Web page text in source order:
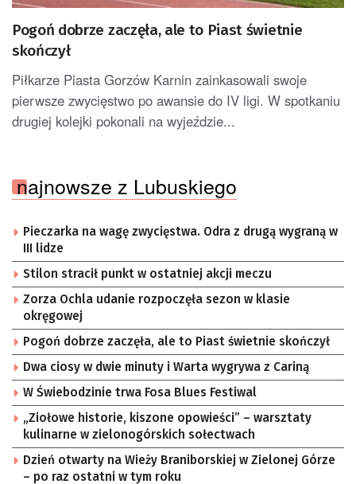
Pogoń dobrze zaczęła, ale to Piast świetnie
skończył
Piłkarze Piasta Gorzów Karnin zainkasowali swoje
pierwsze zwycięstwo po awansie do IV ligi. W spotkaniu
drugiej kolejki pokonali na wyjeździe...
najnowsze z Lubuskiego
Pieczarka na wagę zwycięstwa. Odra z drugą wygraną w
III lidze
Stilon stracił punkt w ostatniej akcji meczu
Zorza Ochla udanie rozpoczęła sezon w klasie
okręgowej
Pogoń dobrze zaczęła, ale to Piast świetnie skończył
Dwa ciosy w dwie minuty i Warta wygrywa z Cariną
W Świebodzinie trwa Fosa Blues Festiwal
„Ziołowe historie, kiszone opowieści” – warsztaty
kulinarne w zielonogórskich sołectwach
Dzień otwarty na Wieży Braniborskiej w Zielonej Górze
– po raz ostatni w tym roku